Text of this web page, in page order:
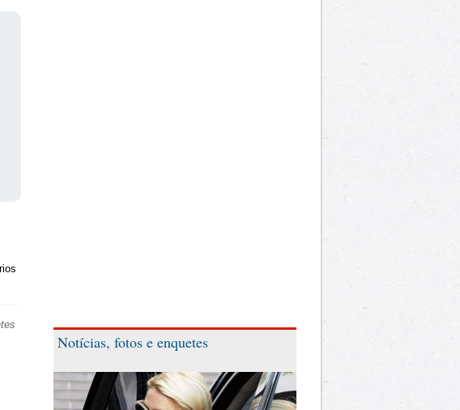
Notícias, fotos e enquetes